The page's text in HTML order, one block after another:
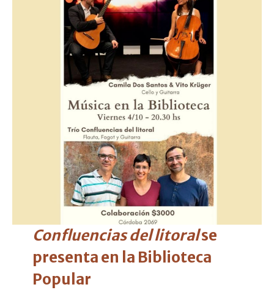
Confluencias del litoralse
presenta en la Biblioteca
Popular